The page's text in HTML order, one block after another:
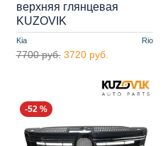
Kia Rio
верхняя глянцевая
KUZOVIK
7700 руб. 3720 руб.
-52 %